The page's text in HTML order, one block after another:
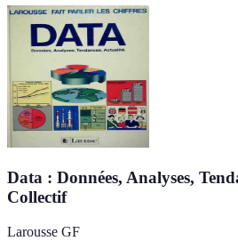
Data : Données, Analyses,
Collectif
Larousse GF